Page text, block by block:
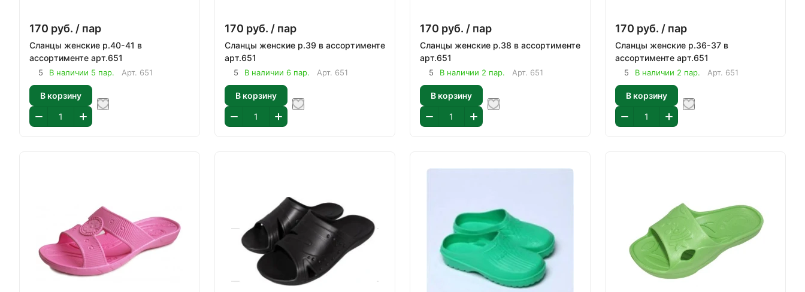
170 руб. / пар
Сланцы женские р.40-41 в
ассортименте арт.651
5 В наличии 5 пар. Арт. 651
В корзину
170 руб. / пар
Сланцы женские р.39 в ассортименте
арт.651
5 В наличии 6 пар. Арт. 651
В корзину
170 руб. / пар
Сланцы женские р.38 в ассортименте
арт.651
5 В наличии 2 пар. Арт. 651
В корзину
170 руб. / пар
Сланцы женские р.36-37 в
ассортименте арт.651
5 В наличии 2 пар. Арт. 651
В корзину